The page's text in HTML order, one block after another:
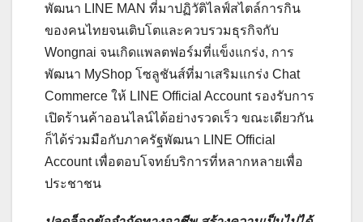
พัฒนา LINE MAN ที่มาปฏิวัติไลฟ์สไตล์การกิน
ของคนไทยจนเติบโตและควบรวมธุรกิจกับ
Wongnai จนเกิดแพลตฟอร์มที่แข็งแกร่ง, การ
พัฒนา MyShop โซลูชันส์ที่มาเสริมแกร่ง Chat
Commerce ให้ LINE Official Account รองรับการ
เปิดร้านค้าออนไลน์ได้อย่างรวดเร็ว ขณะเดียวกัน
ก็ได้ร่วมมือกับภาครัฐพัฒนา LINE Official
Account เพื่อตอบโจทย์บริการที่หลากหลายเพื่อ
ประชาชน